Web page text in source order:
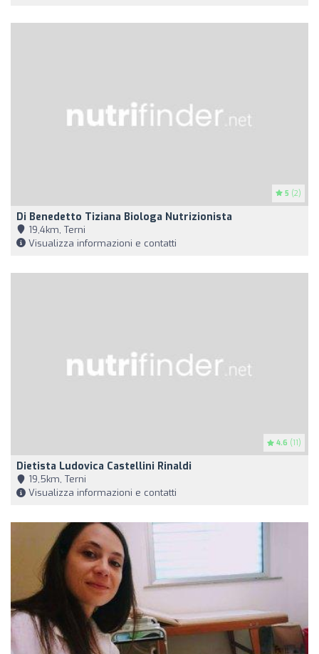
5 (2)
Di Benedetto Tiziana Biologa Nutrizionista
19,4km, Terni
Visualizza informazioni e contatti
4.6 (11)
Dietista Ludovica Castellini Rinaldi
19,5km, Terni
Visualizza informazioni e contatti